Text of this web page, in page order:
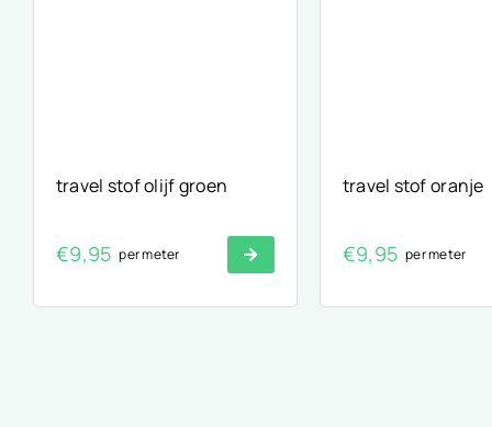
travel stof olijf groen
€9,95 per meter
travel stof oranje
€9,95 per meter